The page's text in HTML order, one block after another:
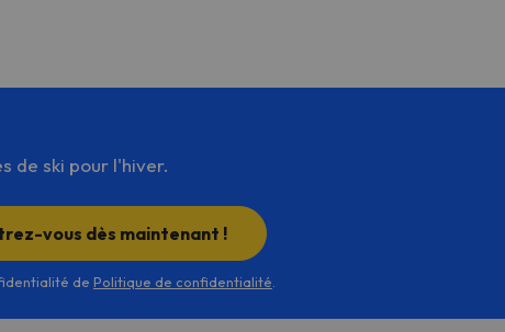
de ski pour l'hiver.
vous dès maintenant !
de Politique de confidentialité